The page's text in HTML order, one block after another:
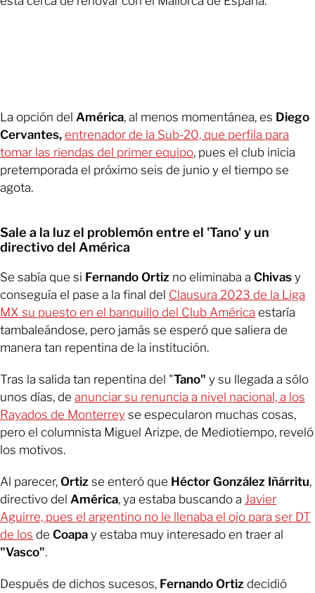
La opción del América, al menos momentánea, es Diego
Cervantes, entrenador de la Sub-20, que perfila para
tomar las riendas del primer equipo, pues el club inicia
pretemporada el próximo seis de junio y el tiempo se
agota.
Sale a la luz el problemón entre el 'Tano' y un
directivo del América
Se sabía que si Fernando Ortiz no eliminaba a Chivas y
conseguía el pase a la final del Clausura 2023 de la Liga
MX su puesto en el banquillo del Club América estaría
tambaleándose, pero jamás se esperó que saliera de
manera tan repentina de la institución.
Tras la salida tan repentina del "Tano" y su llegada a sólo
unos días, de anunciar su renuncia a nivel nacional, a los
Rayados de Monterrey se especularon muchas cosas,
pero el columnista Miguel Arizpe, de Mediotiempo, reveló
los motivos.
Al parecer, Ortiz se enteró que Héctor González Iñárritu,
directivo del América, ya estaba buscando a Javier
Aguirre, pues el argentino no le llenaba el ojo para ser DT
de los de Coapa y estaba muy interesado en traer al
"Vasco".
Después de dichos sucesos, Fernando Ortiz decidió